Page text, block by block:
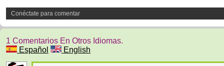
Conéctate para comentar
1 Comentarios En Otros Idiomas.
Español
English